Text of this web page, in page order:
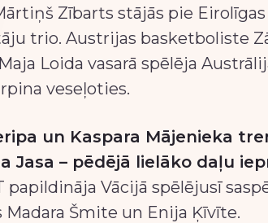
Zībarts stājās pie
trio. Austrijas basketboliste
Maja Loida vasarā spēlēja
veseļoties.
un Kaspara Mājenieka
Jasa – pēdējā lielāko daļu
papildināja Vācijā spēlējusī
Madara Šmite un Enija Ķīvīte.